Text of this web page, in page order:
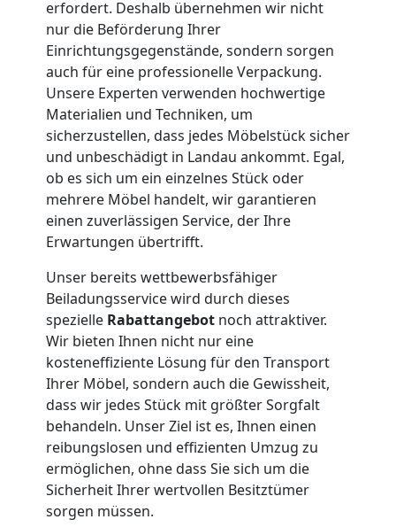
erfordert. Deshalb übernehmen wir nicht
nur die Beförderung Ihrer
Einrichtungsgegenstände, sondern sorgen
auch für eine professionelle Verpackung.
Unsere Experten verwenden hochwertige
Materialien und Techniken, um
sicherzustellen, dass jedes Möbelstück sicher
und unbeschädigt in Landau ankommt. Egal,
ob es sich um ein einzelnes Stück oder
mehrere Möbel handelt, wir garantieren
einen zuverlässigen Service, der Ihre
Erwartungen übertrifft.
Unser bereits wettbewerbsfähiger
Beiladungsservice wird durch dieses
spezielle Rabattangebot noch attraktiver.
Wir bieten Ihnen nicht nur eine
kosteneffiziente Lösung für den Transport
Ihrer Möbel, sondern auch die Gewissheit,
dass wir jedes Stück mit größter Sorgfalt
behandeln. Unser Ziel ist es, Ihnen einen
reibungslosen und effizienten Umzug zu
ermöglichen, ohne dass Sie sich um die
Sicherheit Ihrer wertvollen Besitztümer
sorgen müssen.
Feldkirch
Umzug
und
Lagerung
Feldkirch
Full-
Service-
Umzug
Feldkirch
Qualitäts-